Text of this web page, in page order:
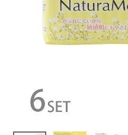
ン) 生理用ナプ
キン [多い日の
昼用] 羽なし ト
ホーム